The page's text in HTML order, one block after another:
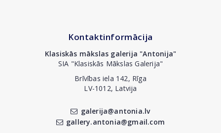
Kontaktinformācija
Klasiskās mākslas galerija "Antonija"
SIA "Klasiskās Mākslas Galerija"
Brīvības iela 142, Rīga
LV-1012, Latvija
galerija@antonia.lv
gallery.antonia@gmail.com